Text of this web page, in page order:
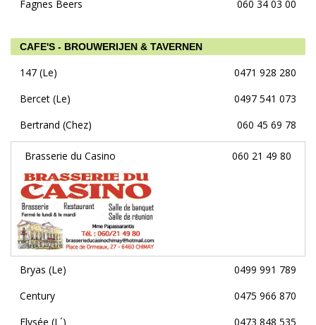
Fagnes Beers
060 34 03 00
CAFE'S - BROUWERIJEN & TAVERNEN
147 (Le)
0471 928 280
Bercet (Le)
0497 541 073
Bertrand (Chez)
060 45 69 78
Brasserie du Casino 060 21 49 80
Bryas (Le)
0499 991 789
Century
0475 966 870
Elysée (L´)
0473 848 535